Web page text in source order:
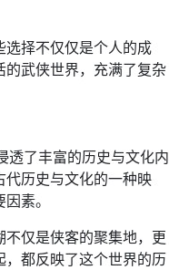
选择不仅仅是个人的成
武侠世界，充满了复杂
透了丰富的历史与文化内
历史与文化的一种映
素。
仅是侠客的聚集地，更
都反映了这个世界的历